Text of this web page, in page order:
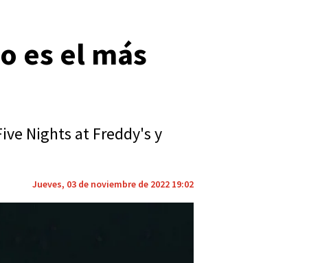
es el más
Nights at Freddy's y
Jueves, 03 de noviembre de 2022 19:02